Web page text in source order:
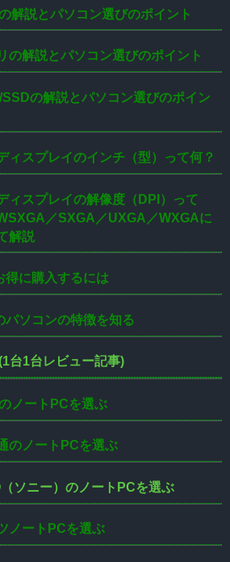
解説とパソコン選びのポイント
の解説とパソコン選びのポイント
SSDの解説とパソコン選びのポイン
ィスプレイのインチ（型）って何？
ィスプレイの解像度（DPI）って
／SXGA／UXGA／WXGAに
解説
得に購入するには
パソコンの特徴を知る
台1台レビュー記事)
ノートPCを選ぶ
のノートPCを選ぶ
ソニー）のノートPCを選ぶ
ノートPCを選ぶ